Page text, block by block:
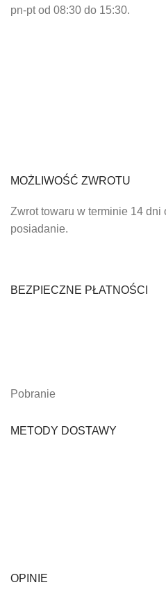
pn-pt od 08:30 do 15:30.
MOŻLIWOŚĆ ZWROTU
Zwrot towaru w terminie 14
posiadanie.
BEZPIECZNE PŁATNOŚCI
Pobranie
METODY DOSTAWY
OPINIE